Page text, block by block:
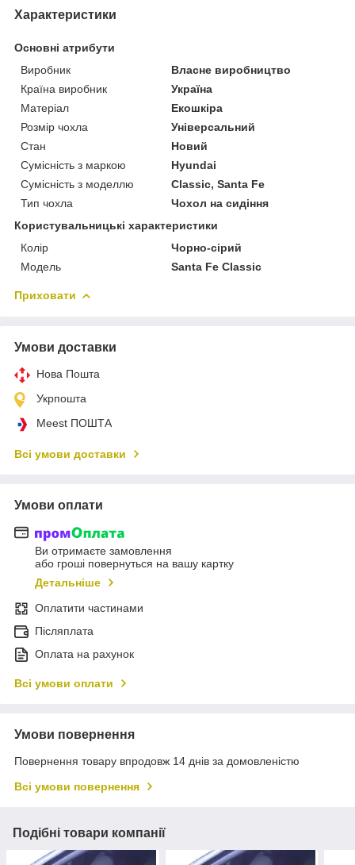
Характеристики
Основні атрибути
Виробник
Власне виробництво
Країна виробник
Україна
Матеріал
Екошкіра
Розмір чохла
Універсальний
Стан
Новий
Сумісність з маркою
Hyundai
Сумісність з моделлю
Classic, Santa Fe
Тип чохла
Чохол на сидіння
Користувальницькі характеристики
Колір
Чорно-сірий
Мoдель
Santa Fe Classic
Приховати
Умови доставки
Нова Пошта
Укрпошта
Meest ПОШТА
Всі умови доставки
Умови оплати
Ви отримаєте замовлення
або гроші повернуться на вашу картку
Детальніше
Оплатити частинами
Післяплата
Оплата на рахунок
Всі умови оплати
Умови повернення
Повернення товару впродовж 14 днів за домовленістю
Всі умови повернення
Подібні товари компанії